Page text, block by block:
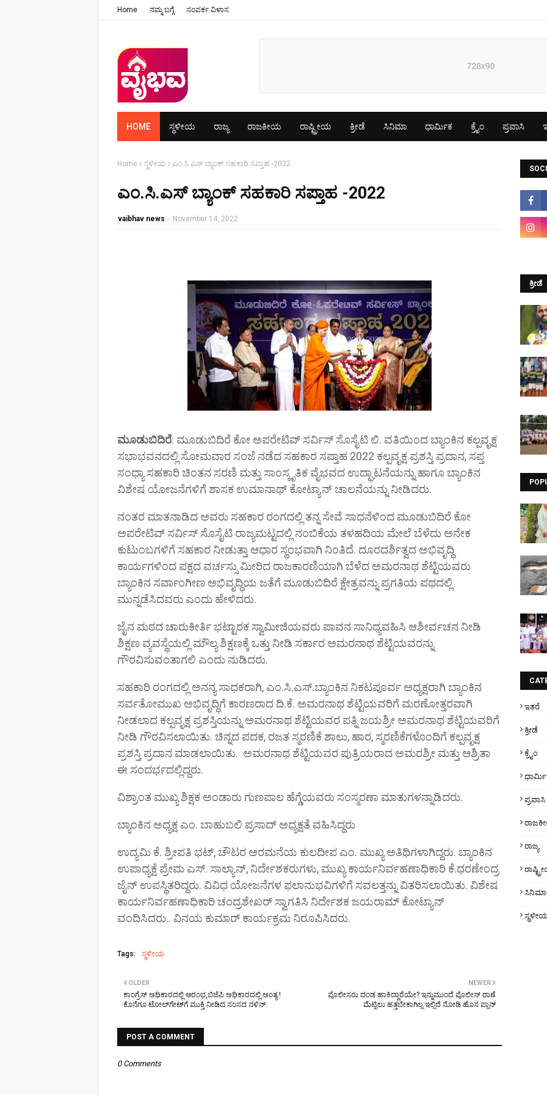
Home ನಮ್ಮ ಬಗ್ಗೆ ಸಂಪರ್ಕ ವಿಳಾಸ
HOME ಸ್ಥಳೀಯ ರಾಜ್ಯ ರಾಜಕೀಯ ರಾಷ್ಟ್ರೀಯ ಕ್ರೀಡೆ ಸಿನಿಮಾ ಧಾರ್ಮಿಕ ಕ್ರೈಂ ಪ್ರವಾಸಿ
Home ಸ್ಥಳೀಯ ಎಂ.ಸಿ.ಎಸ್ ಬ್ಯಾಂಕ್ ಸಹಕಾರಿ ಸಪ್ತಾಹ -2022
ಎಂ.ಸಿ.ಎಸ್ ಬ್ಯಾಂಕ್ ಸಹಕಾರಿ ಸಪ್ತಾಹ -2022
vaibhav news - November 14, 2022
ಮೂಡುಬಿದಿರೆ: ಮೂಡುಬಿದಿರೆ ಕೋ ಅಪರೇಟಿವ್ ಸರ್ವಿಸ್ ಸೊಸೈಟಿ ಲಿ. ವತಿಯಿಂದ ಬ್ಯಾಂಕಿನ ಕಲ್ಪವೃಕ್ಷ
ಸಭಾಭವನದಲ್ಲಿ ಸೋಮವಾರ ಸಂಜೆ ನಡೆದ ಸಹಕಾರ ಸಪ್ತಾಹ 2022 ಕಲ್ಪವೃಕ್ಷ ಪ್ರಶಸ್ತಿ ಪ್ರದಾನ, ಸಪ್ತ
ಸಂಧ್ಯಾ ಸಹಕಾರಿ ಚಿಂತನ ಸರಣಿ ಮತ್ತು ಸಾಂಸ್ಕೃತಿಕ ವೈಭವದ ಉದ್ಘಾಟನೆಯನ್ನು ಹಾಗೂ ಬ್ಯಾಂಕಿನ
ವಿಶೇಷ ಯೋಜನೆಗಳಿಗೆ ಶಾಸಕ ಉಮಾನಾಥ್ ಕೋಟ್ಯಾನ್ ಚಾಲನೆಯನ್ನು ನೀಡಿದರು.
ನಂತರ ಮಾತನಾಡಿದ ಅವರು ಸಹಕಾರ ರಂಗದಲ್ಲಿ ತನ್ನ ಸೇವೆ ಸಾಧನೆಳಿಂದ ಮೂಡುಬಿದಿರೆ ಕೋ
ಅಪರೇಟಿವ್ ಸರ್ವಿಸ್ ಸೊಸೈಟಿ ರಾಜ್ಯಮಟ್ಟದಲ್ಲಿ ನಂಬಿಕೆಯ ತಳಹದಿಯ ಮೇಲೆ ಬೆಳೆದು ಅನೇಕ
ಕುಟುಂಬಗಳಿಗೆ ಸಹಕಾರ ನೀಡುತ್ತಾ ಆಧಾರ ಸ್ಥಂಭವಾಗಿ ನಿಂತಿದೆ. ದೂರದರ್ಶಿತ್ವದ ಅಭಿವೃದ್ಧಿ
ಕಾರ್ಯಗಳಿಂದ ಪಕ್ಷದ ವರ್ಚಸ್ಸು ಮೀರಿದ ರಾಜಕಾರಣಿಯಾಗಿ ಬೆಳೆದ ಅಮರನಾಥ ಶೆಟ್ಟಿಯವರು
ಬ್ಯಾಂಕಿನ ಸರ್ವಾಂಗೀಣ ಅಭಿವೃದ್ಧಿಯ ಜತೆಗೆ ಮೂಡುಬಿದಿರೆ ಕ್ಷೇತ್ರವನ್ನು ಪ್ರಗತಿಯ ಪಥದಲ್ಲಿ
ಮುನ್ನಡೆಸಿದವರು ಎಂದು ಹೇಳಿದರು.
ಜೈನ ಮಠದ ಚಾರುಕೀರ್ತಿ ಭಟ್ಟಾರಕ ಸ್ವಾಮೀಜಿಯವರು ಪಾವನ ಸಾನಿಧ್ಯವಹಿಸಿ ಆಶೀರ್ವಚನ ನೀಡಿ
ಶಿಕ್ಷಣ ವ್ಯವಸ್ಥೆಯಲ್ಲಿ ಮೌಲ್ಯ ಶಿಕ್ಷಣಕ್ಕೆ ಒತ್ತು ನೀಡಿ ಸರ್ಕಾರ ಅಮರನಾಥ ಶೆಟ್ಟಿಯವರನ್ನು
ಗೌರವಿಸುವಂತಾಗಲಿ ಎಂದು ನುಡಿದರು.
ಸಹಕಾರಿ ರಂಗದಲ್ಲಿ ಅನನ್ಯ ಸಾಧಕರಾಗಿ, ಎಂ.ಸಿ.ಎಸ್.ಬ್ಯಾಂಕಿನ ನಿಕಟಪೂರ್ವ ಅಧ್ಯಕ್ಷರಾಗಿ ಬ್ಯಾಂಕಿನ
ಸರ್ವತೋಮುಖ ಅಭಿವೃದ್ಧಿಗೆ ಕಾರಣರಾದ ದಿ.ಕೆ. ಅಮರನಾಥ ಶೆಟ್ಟಿಯವರಿಗೆ ಮರಣೋತ್ತರವಾಗಿ
ನೀಡಲಾದ ಕಲ್ಪವೃಕ್ಷ ಪ್ರಶಸ್ತಿಯನ್ನು ಅಮರನಾಥ ಶೆಟ್ಟಿಯವರ ಪತ್ನಿ ಜಯಶ್ರೀ ಅಮರನಾಥ ಶೆಟ್ಟಿಯವರಿಗೆ
ನೀಡಿ ಗೌರವಿಸಲಾಯಿತು. ಚಿನ್ನದ ಪದಕ, ರಜತ ಸ್ಮರಣಿಕೆ ಶಾಲು, ಹಾರ, ಸ್ಮರಣಿಕೆಗಳೊಂದಿಗೆ ಕಲ್ಪವೃಕ್ಷ
ಪ್ರಶಸ್ತಿ ಪ್ರದಾನ ಮಾಡಲಾಯಿತು. ಅಮರನಾಥ ಶೆಟ್ಟಿಯವರ ಪುತ್ರಿಯರಾದ ಅಮರಶ್ರೀ ಮತ್ತು ಆಶ್ರಿತಾ
ಈ ಸಂದರ್ಭದಲ್ಲಿದ್ದರು.
ವಿಶ್ರಾಂತ ಮುಖ್ಯ ಶಿಕ್ಷಕ ಅಂಡಾರು ಗುಣಪಾಲ ಹೆಗ್ಡೆಯವರು ಸಂಸ್ಮರಣಾ ಮಾತುಗಳನ್ನಾಡಿದರು.
ಬ್ಯಾಂಕಿನ ಅಧ್ಯಕ್ಷ ಎಂ. ಬಾಹುಬಲಿ ಪ್ರಸಾದ್ ಅಧ್ಯಕ್ಷತೆ ವಹಿಸಿದ್ದರು
ಉದ್ಯಮಿ ಕೆ. ಶ್ರೀಪತಿ ಭಟ್, ಚೌಟರ ಅರಮನೆಯ ಕುಲದೀಪ ಎಂ. ಮುಖ್ಯ ಅತಿಥಿಗಳಾಗಿದ್ದರು. ಬ್ಯಾಂಕಿನ
ಉಪಾಧ್ಯಕ್ಷೆ ಪ್ರೇಮ ಎಸ್. ಸಾಲ್ಯಾನ್, ನಿರ್ದೇಶಕರುಗಳು, ಮುಖ್ಯ ಕಾರ್ಯನಿರ್ವಹಣಾಧಿಕಾರಿ ಕೆ.ಧರಣೇಂದ್ರ
ಜೈನ್ ಉಪಸ್ಥಿತರಿದ್ದರು. ವಿವಿಧ ಯೋಜನೆಗಳ ಫಲಾನುಭವಿಗಳಿಗೆ ಸವಲತ್ತನ್ನು ವಿತರಿಸಲಾಯಿತು. ವಿಶೇಷ
ಕಾರ್ಯನಿರ್ವಹಣಾಧಿಕಾರಿ ಚಂದ್ರಶೇಖರ್ ಸ್ವಾಗತಿಸಿ ನಿರ್ದೇಶಕ ಜಯರಾಮ್ ಕೋಟ್ಯಾನ್
ವಂದಿಸಿದರು.. ವಿನಯ ಕುಮಾರ್ ಕಾರ್ಯಕ್ರಮ ನಿರೂಪಿಸಿದರು.
Tags: ಸ್ಥಳೀಯ
NEWER
ಪೊಲೀಸರು ದಂಡ ಹಾಕಿದ್ದಾರೆಯೇ? ಇನ್ನುಮುಂದೆ ಪೊಲೀಸ್‌ ಠಾಣೆ
ಮೆಟ್ಟಿಲು ಹತ್ತಬೇಕಾಗಿಲ್ಲ:ಇಲ್ಲಿದೆ ನೋಡಿ ಹೊಸ ಪ್ಲಾನ್
OLDER
ಕಾಂಗ್ರೆಸ್ ಅಧಿಕಾರದಲ್ಲಿ ಆರಂಭ,ಬಿಜೆಪಿ ಅಧಿಕಾರದಲ್ಲಿ ಅಂತ್ಯ.!
ಕೊನೆಗೂ ಟೋಲ್‌ಗೇಟ್‌ಗೆ ಮುಕ್ತಿ ನೀಡಿದ ಸಂಸದ ನಳಿನ್.
POST A COMMENT
0 Comments
ಕ್ರೀಡೆ
ಇತರೆ
ಕ್ರೀಡೆ
ಕ್ರೈಂ
ಪ್ರವಾಸಿ
ರಾಜ್ಯ
ಸಿನಿಮಾ